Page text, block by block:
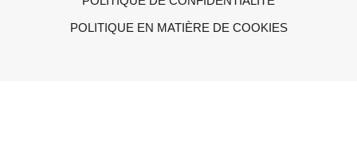
POLITIQUE EN MATIÈRE DE COOKIES